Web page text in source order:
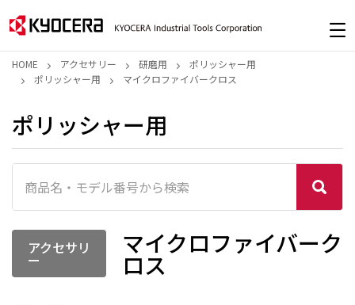
HOME アクセサリー 研磨用
ポリッシャー用
ポリッシャー用
マイクロファイバークロス
ポリッシャー用
アクセサリ
ー
マイクロファイバーク
ロス